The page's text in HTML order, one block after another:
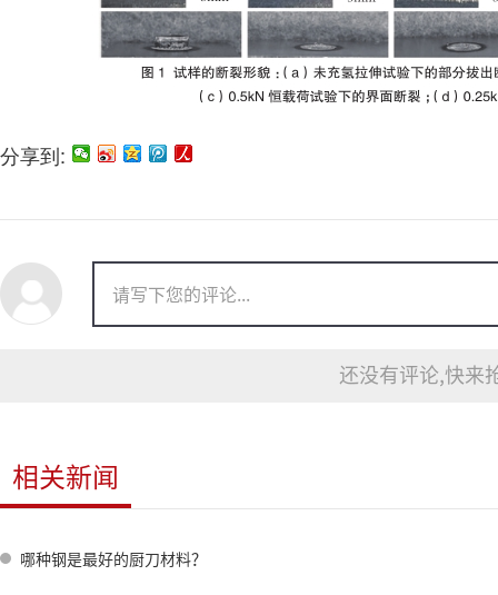
分享到:
还没有评论,快来
相关新闻
哪种钢是最好的厨刀材料？